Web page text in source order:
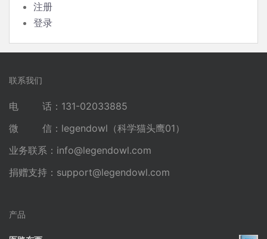
注册
登录
联系我们
电 话：131-02033885
微 信：legendowl（科学猫头鹰01）
业务联系： info@legendowl.com
捐赠支持： support@legendowl.com
产品